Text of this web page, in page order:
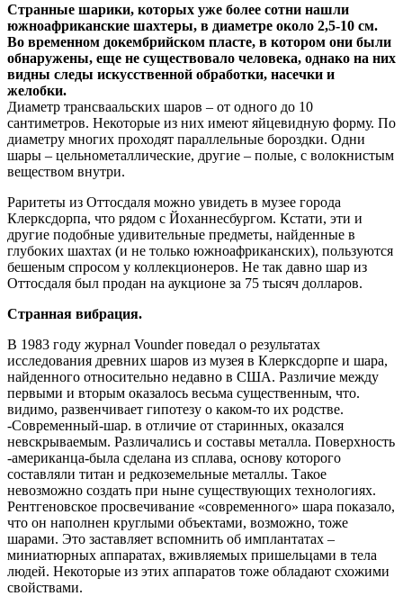
Странные шарики, которых уже более сотни нашли
южноафриканские шахтеры, в диаметре около 2,5-10 см.
Во временном докембрийском пласте, в котором они были
обнаружены, еще не существовало человека, однако на них
видны следы искусственной обработки, насечки и
желобки.
Диаметр трансваальских шаров – от одного до 10
сантиметров. Некоторые из них имеют яйцевидную форму. По
диаметру многих проходят параллельные бороздки. Одни
шары – цельнометаллические, другие – полые, с волокнистым
веществом внутри.
Раритеты из Оттосдаля можно увидеть в музее города
Клерксдорпа, что рядом с Йоханнесбургом. Кстати, эти и
другие подобные удивительные предметы, найденные в
глубоких шахтах (и не только южноафриканских), пользуются
бешеным спросом у коллекционеров. Не так давно шар из
Оттосдаля был продан на аукционе за 75 тысяч долларов.
Странная вибрация.
В 1983 году журнал Vounder поведал о результатах
исследования древних шаров из музея в Клерксдорпе и шара,
найденного относительно недавно в США. Различие между
первыми и вторым оказалось весьма существенным, что.
видимо, развенчивает гипотезу о каком-то их родстве.
-Современный-шар. в отличие от старинных, оказался
невскрываемым. Различались и составы металла. Поверхность
-американца-была сделана из сплава, основу которого
составляли титан и редкоземельные металлы. Такое
невозможно создать при ныне существующих технологиях.
Рентгеновское просвечивание «современного» шара показало,
что он наполнен круглыми объектами, возможно, тоже
шарами. Это заставляет вспомнить об имплантатах –
миниатюрных аппаратах, вживляемых пришельцами в тела
людей. Некоторые из этих аппаратов тоже обладают схожими
свойствами.